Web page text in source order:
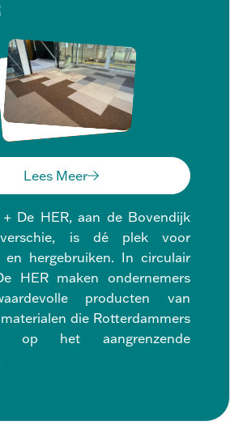
Lees Meer
De HER, aan de Bovendijk
is dé plek voor
en hergebruiken. In circulair
HER maken ondernemers
producten van
die Rotterdammers
op het aangrenzende